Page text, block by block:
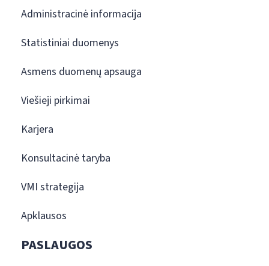
Administracinė informacija
Statistiniai duomenys
Asmens duomenų apsauga
Viešieji pirkimai
Karjera
Konsultacinė taryba
VMI strategija
Apklausos
PASLAUGOS